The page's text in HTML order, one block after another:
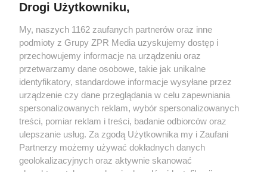
Żaden utwór zamieszczony w serwisie nie może być powielany i
rozpowszechniany lub dalej rozpowszechniany w jakikolwiek sposób (w
tym także elektroniczny lub mechaniczny) na jakimkolwiek polu
eksploatacji w jakiejkolwiek formie, włącznie z umieszczaniem w Internecie
bez pisemnej zgody właściciela praw. Jakiekolwiek użycie lub
wykorzystanie utworów w całości lub w części z naruszeniem prawa, tzn.
bez właściwej zgody, jest zabronione pod groźbą kary i może być ścigane
prawnie.
Drogi Użytkowniku,
My, naszych 1162 zaufanych partnerów oraz inne
podmioty z Grupy ZPR Media uzyskujemy dostęp i
przechowujemy informacje na urządzeniu oraz
przetwarzamy dane osobowe, takie jak unikalne
identyfikatory, standardowe informacje wysyłane przez
urządzenie czy dane przeglądania w celu zapewniania
spersonalizowanych reklam, wybór spersonalizowanych
treści, pomiar reklam i treści, badanie odbiorców oraz
ulepszanie usług. Za zgodą Użytkownika my i Zaufani
Partnerzy możemy używać dokładnych danych
geolokalizacyjnych oraz aktywnie skanować